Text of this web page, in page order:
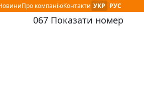
НовиниПро компаніюКонтактиМова сайту :
УКР РУС
контактный номер телефона:
067 Показати номер